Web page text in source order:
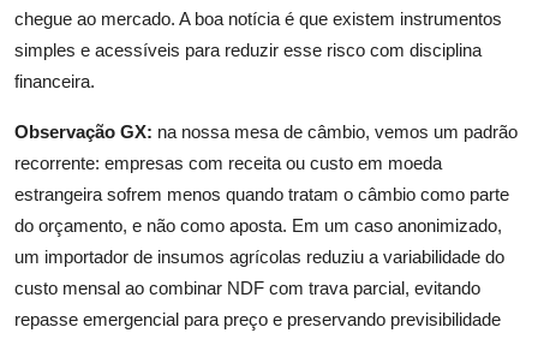
chegue ao mercado. A boa notícia é que existem instrumentos
simples e acessíveis para reduzir esse risco com disciplina
financeira.
Observação GX: na nossa mesa de câmbio, vemos um padrão
recorrente: empresas com receita ou custo em moeda
estrangeira sofrem menos quando tratam o câmbio como parte
do orçamento, e não como aposta. Em um caso anonimizado,
um importador de insumos agrícolas reduziu a variabilidade do
custo mensal ao combinar NDF com trava parcial, evitando
repasse emergencial para preço e preservando previsibilidade